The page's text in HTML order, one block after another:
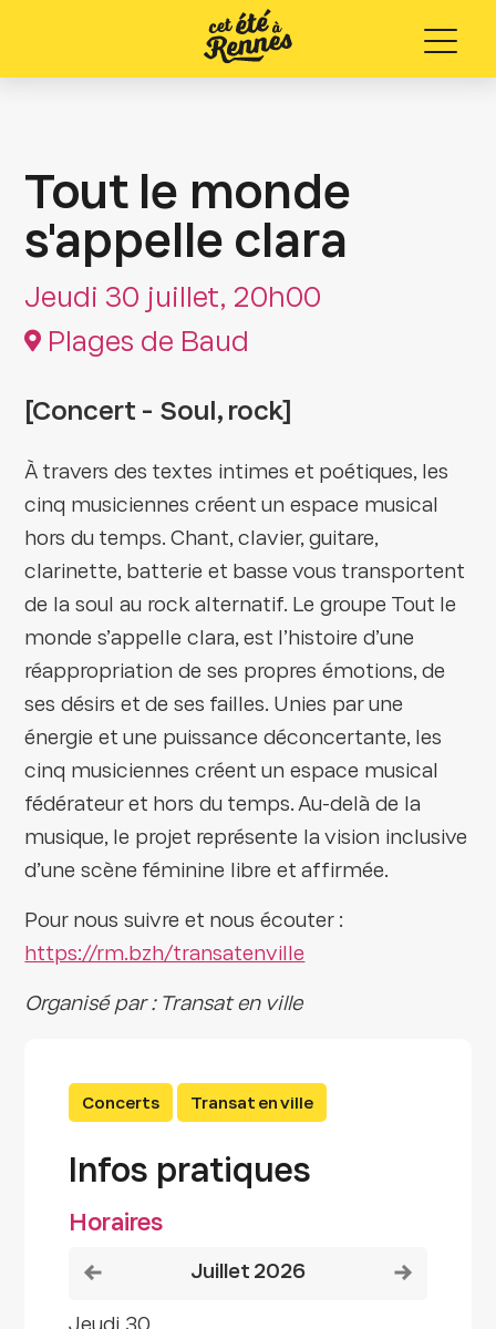
Menu
Tout le monde
s'appelle clara
Jeudi 30 juillet, 20h00
Plages de Baud
[Concert - Soul, rock]
À travers des textes intimes et poétiques, les
cinq musiciennes créent un espace musical
hors du temps. Chant, clavier, guitare,
clarinette, batterie et basse vous transportent
de la soul au rock alternatif. Le groupe Tout le
monde s’appelle clara, est l’histoire d’une
réappropriation de ses propres émotions, de
ses désirs et de ses failles. Unies par une
énergie et une puissance déconcertante, les
cinq musiciennes créent un espace musical
fédérateur et hors du temps. Au-delà de la
musique, le projet représente la vision inclusive
d’une scène féminine libre et affirmée.
Pour nous suivre et nous écouter :
https://rm.bzh/transatenville
Organisé par : Transat en ville
Concerts Transat en ville
Infos pratiques
Horaires
Voir le mois précédentjuillet 2026